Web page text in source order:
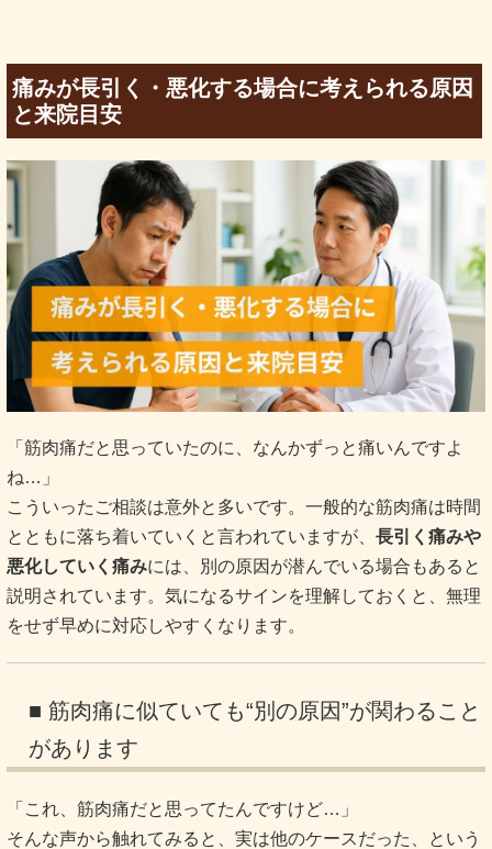
痛みが長引く・悪化する場合に考えられる原因
と来院目安
「筋肉痛だと思っていたのに、なんかずっと痛いんですよ
ね…」
こういったご相談は意外と多いです。一般的な筋肉痛は時間
とともに落ち着いていくと言われていますが、 長引く痛みや
悪化していく痛みには、別の原因が潜んでいる場合もあると
説明されています。気になるサインを理解しておくと、無理
をせず早めに対応しやすくなります。
■ 筋肉痛に似ていても“別の原因”が関わること
があります
「これ、筋肉痛だと思ってたんですけど…」
そんな声から触れてみると、実は他のケースだった、という